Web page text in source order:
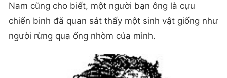
Nam cũng cho biết, một người bạn ông là cựu
chiến binh đã quan sát thấy một sinh vật giống như
người rừng qua ống nhòm của mình.